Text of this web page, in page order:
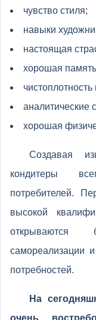
чувство стиля;
навыки
настоящая
хорошая
чистоплотность
аналитические
хорошая
Создавая
кондитеры
потребителей.
высокой
открываются
самореализации
потребностей.
На
очень